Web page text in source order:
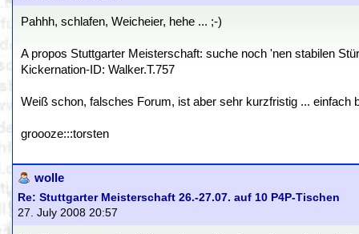
Pahhh, schlafen, Weicheier, hehe ... ;-)
A propos Stuttgarter Meisterschaft: suche noch 'nen stabilen
Kickernation-ID: Walker.T.757
Weiß schon, falsches Forum, ist aber sehr kurzfristig ... einfach
groooze:::torsten
wolle
Re: Stuttgarter Meisterschaft 26.-27.07. auf 10 P4P-Tischen
27. July 2008 20:57